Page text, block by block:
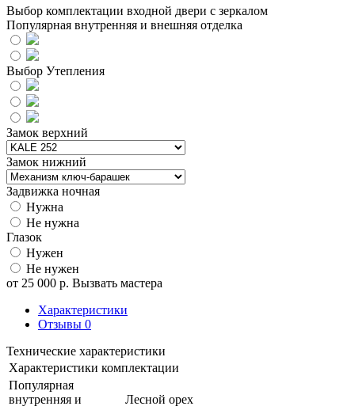
Выбор комплектации входной двери с зеркалом
Популярная внутренняя и внешняя отделка
Выбор Утепления
Замок верхний
Замок нижний
Задвижка ночная
Нужна
Не нужна
Глазок
Нужен
Не нужен
от 25 000 р. Вызвать мастера
Характеристики
Отзывы 0
Технические характеристики
Характеристики комплектации
Популярная
внутренняя и
Лесной орех